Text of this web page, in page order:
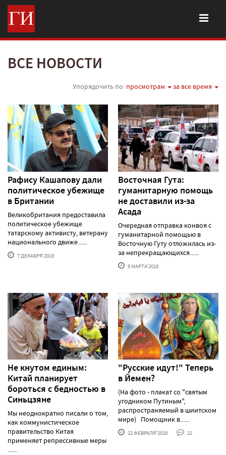
ВСЕ НОВОСТИ
Упорядочить по: просмотрам за все время
Рафису Кашапову дали
политическое убежище
в Британии
Великобритания предоставила
политическое убежище
татарскому активисту, ветерану
национального движе......
7 ДЕКАБРЯ'2018
Восточная Гута:
гуманитарную помощь
не доставили из-за
Асада
Очередная отправка конвоя с
гуманитарной помощью в
Восточную Гуту отложилась из-
за непрекращающихся......
9 МАРТА'2018
Не кнутом единым:
Китай планирует
бороться с бедностью в
Синьцзяне
Мы неоднократно писали о том,
как коммунистическое
правительство Китая
применяет репрессивные меры
......
"Русские идут!" Теперь
в Йемен?
(На фото - плакат со "святым
угодником Путиным",
распространяемый в шиитском
мире) Помощник в......
22 ФЕВРАЛЯ'2016 21